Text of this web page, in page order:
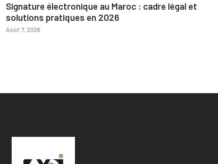
Signature électronique au Maroc : cadre légal et
solutions pratiques en 2026
Août 7, 2026